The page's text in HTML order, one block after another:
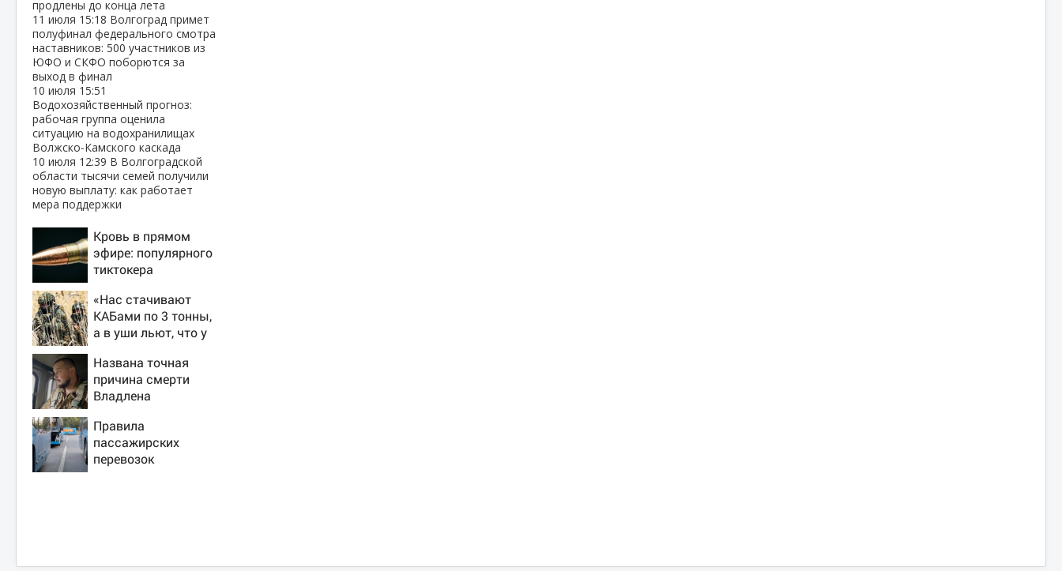
продлены до конца лета
11 июля 15:18 Волгоград примет
полуфинал федерального смотра
наставников: 500 участников из
ЮФО и СКФО поборются за
выход в финал
10 июля 15:51
Водохозяйственный прогноз:
рабочая группа оценила
ситуацию на водохранилищах
Волжско‑Камского каскада
10 июля 12:39 В Волгоградской
области тысячи семей получили
новую выплату: как работает
мера поддержки
Кровь в прямом
эфире: популярного
тиктокера
ресторана
«Нас стачивают
КАБами по 3 тонны,
а в уши льют, что у
резервов»
Названа точная
причина смерти
Владлена
Новости на Вести.ru
Правила
пассажирских
перевозок